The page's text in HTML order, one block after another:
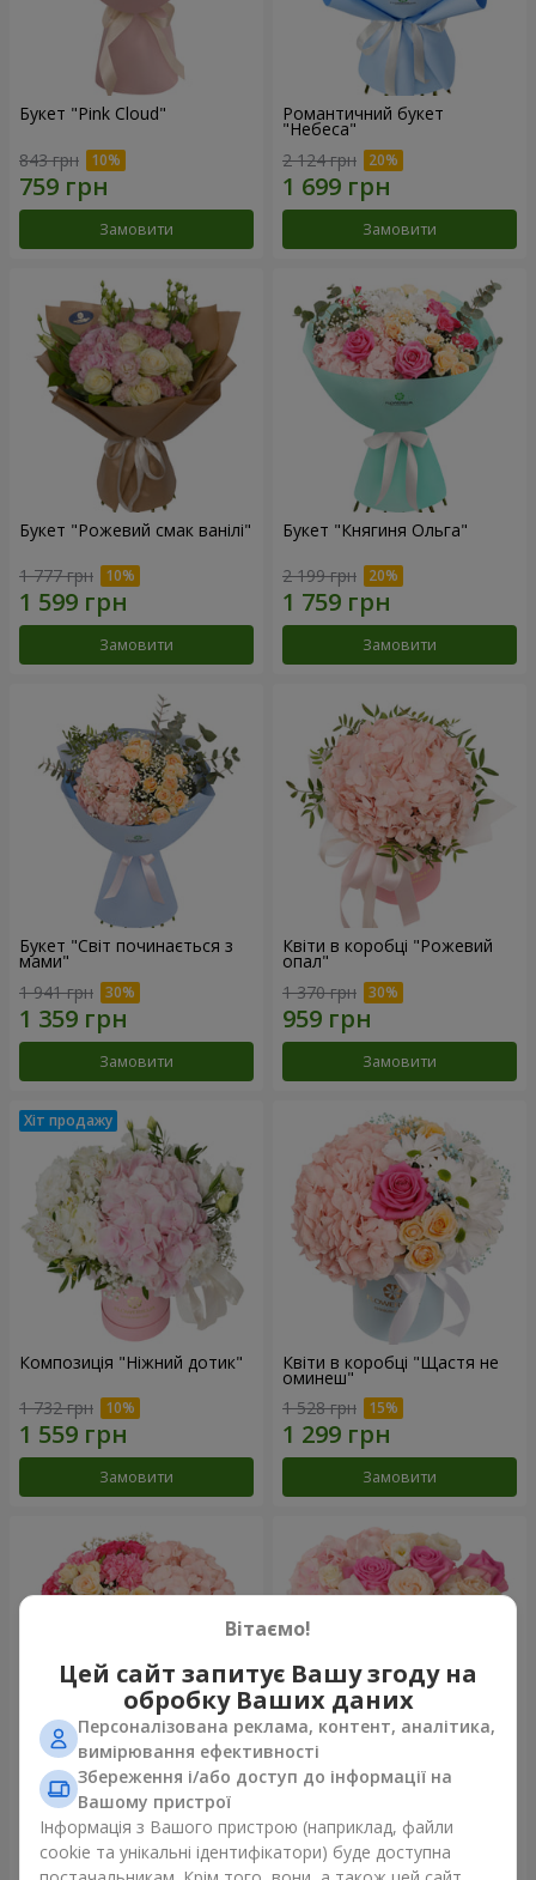
Букет "Pink Cloud"
843 грн
Замовити
Романтичний букет
"Небеса"
2 124 грн
Замовити
Букет "Рожевий смак ванілі"
1 777 грн
Замовити
Букет "Княгиня Ольга"
2 199 грн
Замовити
Букет "Світ починається з
мами"
1 941 грн
Замовити
Квіти в коробці "Рожевий
опал"
1 370 грн
Замовити
Композиція "Ніжний дотик"
1 732 грн
Замовити
Квіти в коробці "Щастя не
оминеш"
1 528 грн
Замовити
Квіти в коробці "Соломія"
2 066 грн
Композиція "Barbie"
2 345 грн
Вітаємо!
Цей сайт запитує Вашу згоду на
обробку Ваших даних
Персоналізована реклама, контент, аналітика,
вимірювання ефективності
Збереження і/або доступ до інформації на
Вашому пристрої
Інформація з Вашого пристрою (наприклад, файли
cookie та унікальні ідентифікатори) буде доступна